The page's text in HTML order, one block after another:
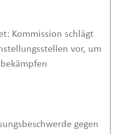
Kommission schlägt
vor, um
gegen